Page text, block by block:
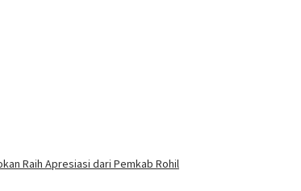
Raih Apresiasi dari Pemkab Rohil